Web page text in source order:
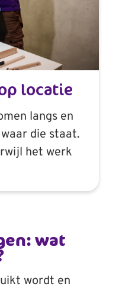
locatie
langs en
die staat.
het werk
wat
wordt en